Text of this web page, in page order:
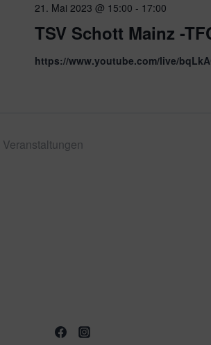
TSV Schott Mainz -
21. Mai 2023 @ 15:00 - 17:00
https://www.youtube.com/live/
Veranstaltungen